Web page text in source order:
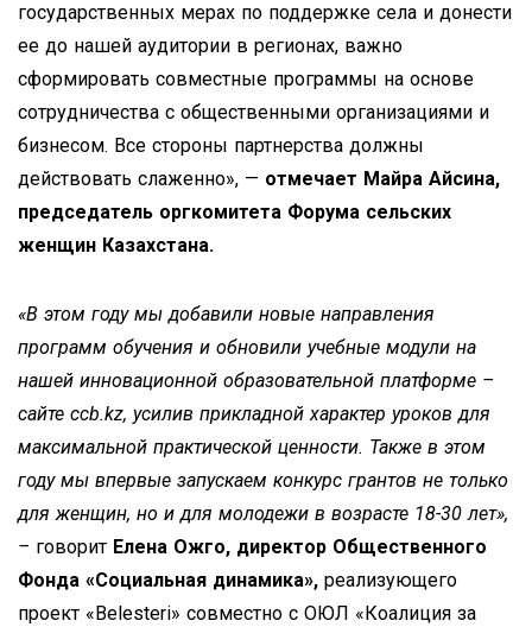
государственных мерах по поддержке села и донести
ее до нашей аудитории в регионах, важно
сформировать совместные программы на основе
сотрудничества с общественными организациями и
бизнесом. Все стороны партнерства должны
действовать слаженно», — отмечает Майра Айсина,
председатель оргкомитета Форума сельских
женщин Казахстана.
«В этом году мы добавили новые направления
программ обучения и обновили учебные модули на
нашей инновационной образовательной платформе –
сайте ccb.kz, усилив прикладной характер уроков для
максимальной практической ценности. Также в этом
году мы впервые запускаем конкурс грантов не только
для женщин, но и для молодежи в возрасте 18-30 лет»,
– говорит Елена Ожго, директор Общественного
Фонда «Социальная динамика», реализующего
проект «Belesteri» совместно с ОЮЛ «Коалиция за